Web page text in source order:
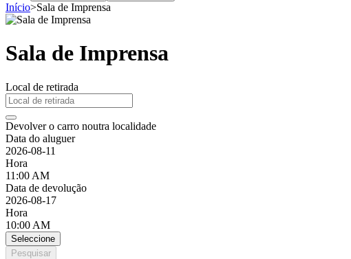
Início>Sala de Imprensa
Sala de Imprensa
Local de retirada
Devolver o carro noutra localidade
Data do aluguer
2026-08-11
Hora
11:00 AM
Data de devolução
2026-08-17
Hora
10:00 AM
Seleccione
Pesquisar